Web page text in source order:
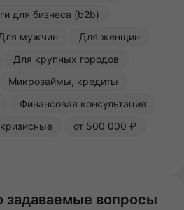
для бизнеса (b2b)
мужчин
Для женщин
Для крупных городов
Микрозаймы, кредиты
Финансовая консультация
от 500 000 ₽
задаваемые вопросы